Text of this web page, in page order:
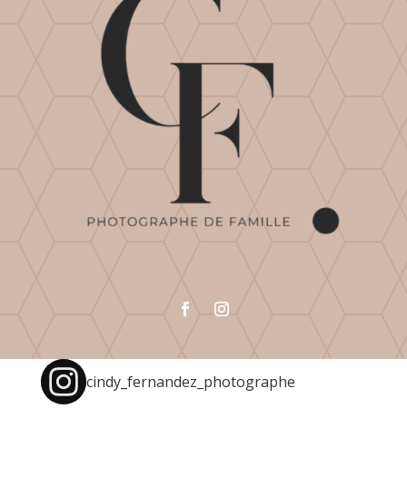
cindy_fernandez_photographe